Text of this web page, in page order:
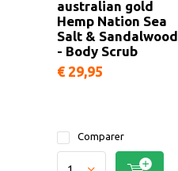
australian gold
Hemp Nation Sea
Salt & Sandalwood
- Body Scrub
€ 29,95
Comparer